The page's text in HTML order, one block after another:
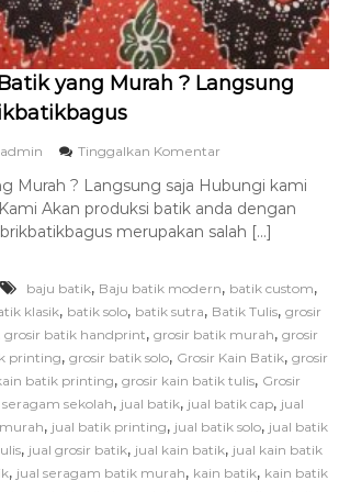
e
r
p
e
r
yang Murah ? Langsung
admin Tinggalkan Komentarp
d
a
C
i
K
o
v
e
k
s
i
B
Murah ? Langsung saja Hubungi kami
Akan produksi batik anda dengan
merupakan salah […]
baju batik, Baju batik modern, batik custom,
klasik, batik solo, batik sutra, Batik Tulis, grosir
grosir batik handprint, grosir batik murah, grosir
printing, grosir batik solo, Grosir Kain Batik, grosir
batik printing, grosir kain batik tulis, Grosir
sekolah, jual batik, jual batik cap, jual
, jual batik printing, jual batik solo, jual batik
, jual grosir batik, jual kain batik, jual kain batik
, jual seragam batik murah, kain batik, kain batik